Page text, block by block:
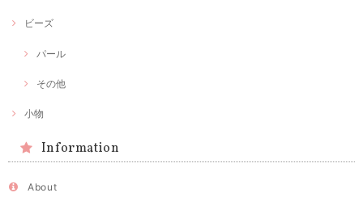
ビーズ
パール
その他
小物
Information
About